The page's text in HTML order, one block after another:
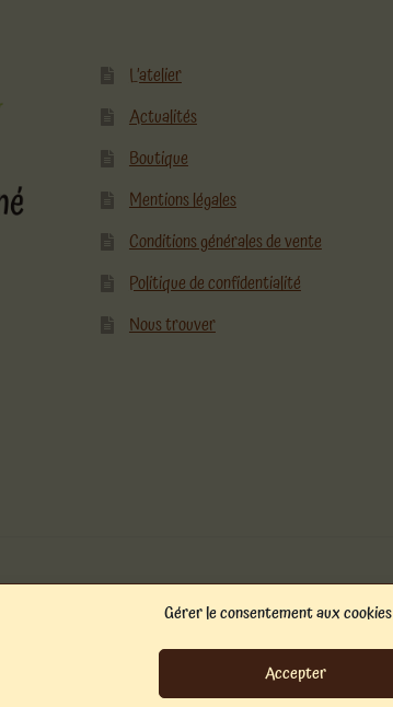
Gérer le consentement aux cookies
Accepter
L’atelier
Actualités
Boutique
Mentions légales
Conditions générales de vente
Politique de confidentialité
Nous trouver